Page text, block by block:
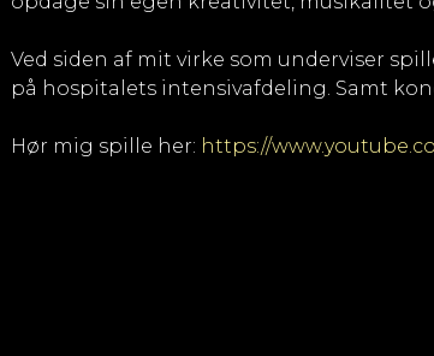
Ved siden af mit virke som underviser
på hospitalets intensivafdeling. Samt
Hør mig spille her: https://